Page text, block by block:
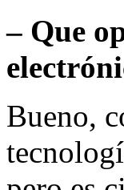
– Que
Bueno,